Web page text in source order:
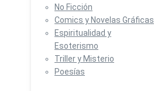
No Ficción
Comics y Novelas Gráficas
Espiritualidad y
Esoterismo
Triller y Misterio
Poesías